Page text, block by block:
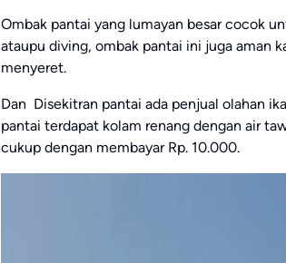
Ombak pantai yang lumayan besar cocok
ataupu diving, ombak pantai ini juga aman
menyeret.
Dan Disekitran pantai ada penjual olahan
pantai terdapat kolam renang dengan air
cukup dengan membayar Rp. 10.000.